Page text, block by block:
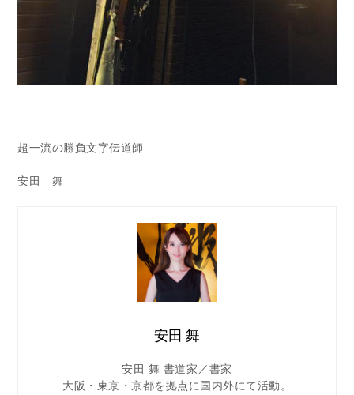
超一流の勝負文字伝道師
安田 舞
安田 舞
安田 舞 書道家／書家
大阪・東京・京都を拠点に国内外にて活動。